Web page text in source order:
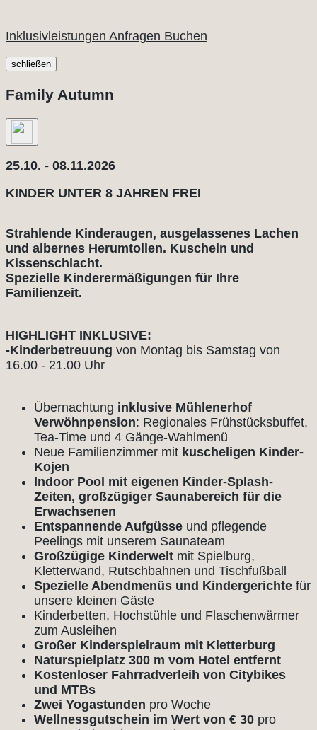
Inklusivleistungen Anfragen Buchen
schließen
Family Autumn
25.10. - 08.11.2026
KINDER UNTER 8 JAHREN FREI
Strahlende Kinderaugen, ausgelassenes Lachen
und albernes Herumtollen. Kuscheln und
Kissenschlacht.
Spezielle Kinderermäßigungen für Ihre
Familienzeit.
HIGHLIGHT INKLUSIVE:
-Kinderbetreuung von Montag bis Samstag von
16.00 - 21.00 Uhr
Übernachtung inklusive Mühlenerhof
Verwöhnpension: Regionales Frühstücksbuffet,
Tea-Time und 4 Gänge-Wahlmenü
Neue Familienzimmer mit kuscheligen Kinder-
Kojen
Indoor Pool mit eigenen Kinder-Splash-
Zeiten, großzügiger Saunabereich für die
Erwachsenen
Entspannende Aufgüsse und pflegende
Peelings mit unserem Saunateam
Großzügige Kinderwelt mit Spielburg,
Kletterwand, Rutschbahnen und Tischfußball
Spezielle Abendmenüs und Kindergerichte für
unsere kleinen Gäste
Kinderbetten, Hochstühle und Flaschenwärmer
zum Ausleihen
Großer Kinderspielraum mit Kletterburg
Naturspielplatz 300 m vom Hotel entfernt
Kostenloser Fahrradverleih von Citybikes
und MTBs
Zwei Yogastunden pro Woche
Wellnessgutschein im Wert von € 30 pro